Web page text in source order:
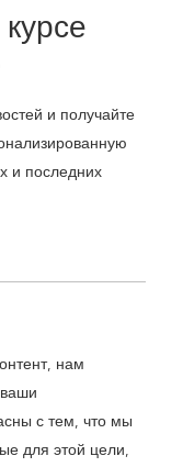
и получайте
и последних
нам
с тем, что мы
для этой цели,